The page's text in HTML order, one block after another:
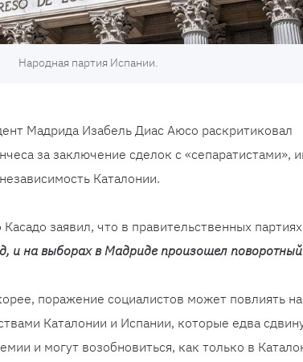
Народная партия Испании.
Мадрида Изабель Диас Аюсо раскритиковал
за заключение сделок с «сепаратистами»,
Каталонии.
заявил, что в правительственных партиях
и на выборах в Мадриде произошел
поражение социалистов может повлиять на
Каталонии и Испании, которые едва
и могут возобновиться, как только в